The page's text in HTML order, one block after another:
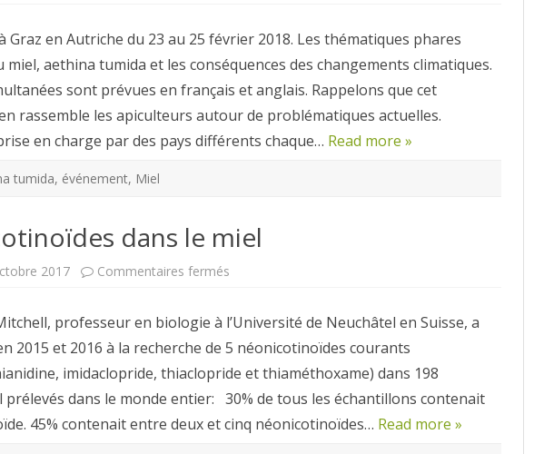
Graz en Autriche du 23 au 25 février 2018. Les thématiques phares
aethina tumida et les conséquences des changements climatiques.
sont prévues en français et anglais. Rappelons que cet
rassemble les apiculteurs autour de problématiques actuelles.
en charge par des pays différents chaque… Read more »
tumida, événement, Miel
dans le miel
2017 Commentaires fermés
le
miel
professeur en biologie à l’Université de Neuchâtel en Suisse, a
2015 et 2016 à la recherche de 5 néonicotinoïdes courants
imidaclopride, thiaclopride et thiaméthoxame) dans 198
prélevés dans le monde entier: 30% de tous les échantillons contenait
45% contenait entre deux et cinq néonicotinoïdes… Read more »